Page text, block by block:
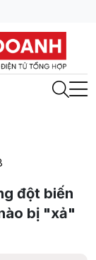
đột biến
bị "xả"